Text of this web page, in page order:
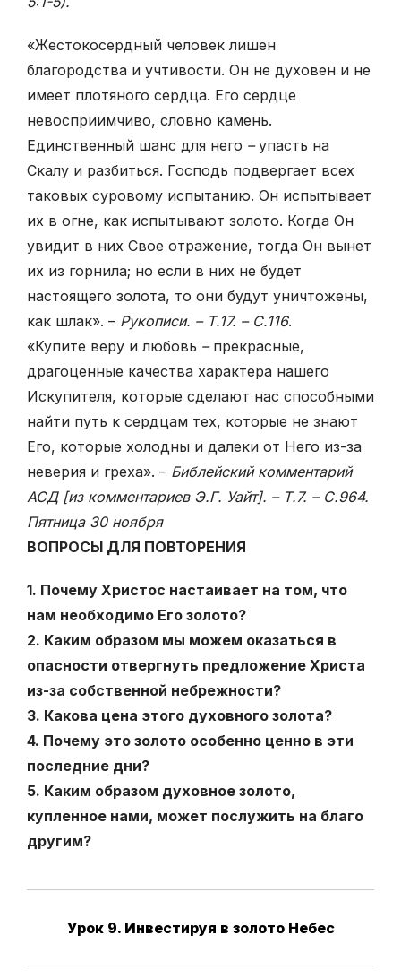
«Жестокосердный человек лишен
благородства и учтивости. Он не духовен и не
имеет плотяного сердца. Его сердце
невосприимчиво, словно камень.
Единственный шанс для него –упасть на
Скалу и разбиться. Господь подвергает всех
таковых суровому испытанию. Он испытывает
их в огне, как испытывают золото. Когда Он
увидит в них Свое отражение, тогда Он вынет
их из горнила; но если в них не будет
настоящего золота, то они будут уничтожены,
как шлак». – Рукописи. – Т.17. – С.116.
«Купите веру и любовь – прекрасные,
драгоценные качества характера на­шего
Искупителя, которые сделают нас способными
найти путь к сердцам тех, которые не знают
Его, которые холодны и далеки от Него из-за
неверия и гре­ха». – Библейский комментарий
АСД [из комментариев Э.Г. Уайт]. – Т.7. – С.964.
Пятница 30 ноября
ВОПРОСЫ ДЛЯ ПОВТОРЕНИЯ
1. Почему Христос настаивает на том, что
нам необходимо Его золото?
2. Каким образом мы можем оказаться в
опасности отвергнуть предложение Христа
из-за собственной небрежности?
3. Какова цена этого духовного золота?
4. Почему это золото особенно ценно в эти
последние дни?
5. Каким образом духовное золото,
купленное нами, может послужить на благо
другим?
Урок 9. Инвестируя в золото Небес